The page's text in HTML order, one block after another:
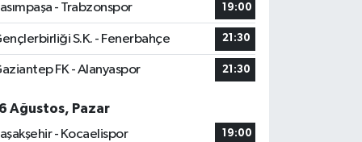
- Trabzonspor 19:00
S.K. - Fenerbahçe 21:30
FK - Alanyaspor 21:30
Ağustos, Pazar
- Kocaelispor
19:00